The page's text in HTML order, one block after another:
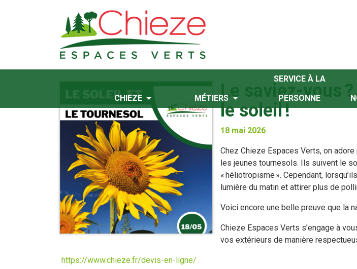
CHIEZE MÉTIERS
SERVICE À LA
PERSONNE
Le saviez-vous
le soleil !
18 mai 2026
Chez Chieze Espaces Verts, on
les jeunes tournesols. Ils suivent le
« héliotropisme ». Cependant,
lumière du matin et attirer plus de
Voici encore une belle preuve que la
Chieze Espaces Verts s’engage à
vos extérieurs de manière
https://www.chieze.fr/devis-en-ligne/